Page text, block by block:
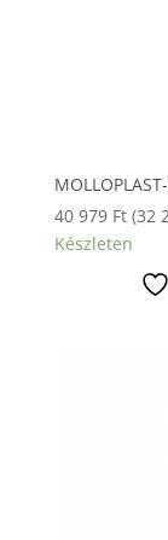
40 979 Ft (32
Készleten